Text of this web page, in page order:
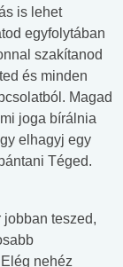
is lehet
egyfolytában
szakítanod
és minden
Magad
joga bírálnia
elhagyj egy
Téged.
teszed,
nehéz